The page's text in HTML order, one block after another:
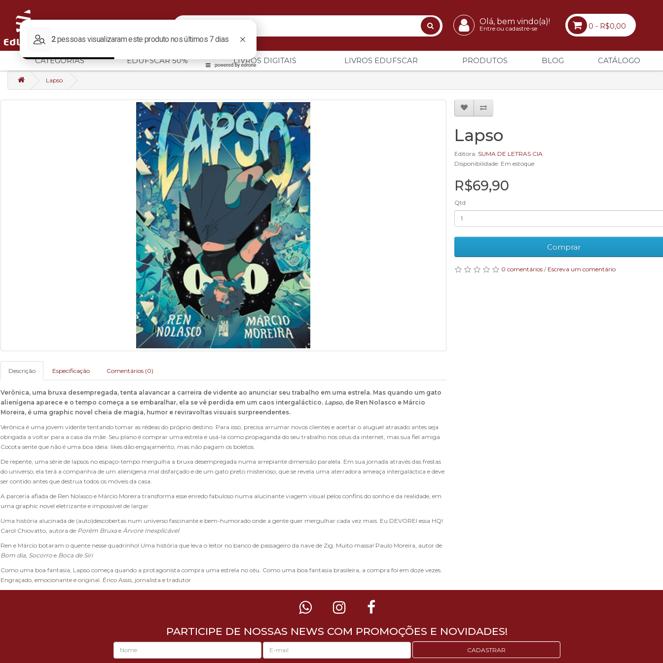
Olá, bem vindo(a)!
Entre ou cadastre-se 0 - R$0,00
CATEGORIAS EDUFSCAR 50% LIVROS DIGITAIS LIVROS EDUFSCAR PRODUTOS BLOG CATÁLOGO
Lapso
Descrição Especificação Comentários (0)
Verônica, uma bruxa desempregada, tenta alavancar a carreira de vidente ao anunciar seu trabalho em uma estrela. Mas quando um gato
alienígena aparece e o tempo começa a se embaralhar, ela se vê perdida em um caos intergaláctico. Lapso, de Ren Nolasco e Márcio
Moreira, é uma graphic novel cheia de magia, humor e reviravoltas visuais surpreendentes.
Verônica é uma jovem vidente tentando tomar as rédeas do próprio destino. Para isso, precisa arrumar novos clientes e acertar o aluguel atrasado antes seja
obrigada a voltar para a casa da mãe. Seu plano é comprar uma estrela e usá-la como propaganda do seu trabalho nos céus da internet, mas sua fiel amiga
Cocota sente que não é uma boa ideia: likes dão engajamento, mas não pagam os boletos.
De repente, uma série de lapsos no espaço-tempo mergulha a bruxa desempregada numa arrepiante dimensão paralela. Em sua jornada através das frestas
do universo, ela terá a companhia de um alienígena mal disfarçado e de um gato preto misterioso, que se revela uma aterradora ameaça intergaláctica e deve
ser contido antes que destrua todos os móveis da casa.
A parceria afiada de Ren Nolasco e Márcio Moreira transforma esse enredo fabuloso numa alucinante viagem visual pelos confins do sonho e da realidade, em
uma graphic novel eletrizante e impossível de largar.
Uma história alucinada de (auto)descobertas num universo fascinante e bem-humorado onde a gente quer mergulhar cada vez mais. Eu DEVOREI essa HQ!
Carol Chiovatto, autora de Porém Bruxa e Árvore Inexplicável
Ren e Márcio botaram o quente nesse quadrinho! Uma história que leva o leitor no banco de passageiro da nave de Zig. Muito massa! Paulo Moreira, autor de
Bom dia, Socorro e Boca de Siri
Como uma boa fantasia, Lapso começa quando a protagonista compra uma estrela no céu. Como uma boa fantasia brasileira, a compra foi em doze vezes.
Engraçado, emocionante e original. Érico Assis, jornalista e tradutor
Lapso
Editora: SUMA DE LETRAS CIA
Disponibilidade: Em estoque
R$69,90
Qtd
Comprar
0 comentários / Escreva um comentário
PARTICIPE DE NOSSAS NEWS COM PROMOÇÕES E NOVIDADES!
CADASTRAR